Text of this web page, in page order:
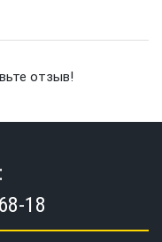
отзыв!
18